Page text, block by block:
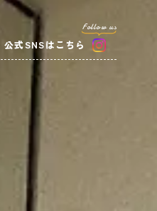
公式SNSはこちら